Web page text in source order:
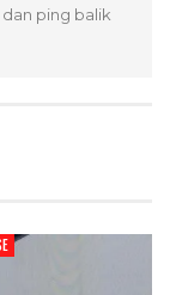
dan ping balik